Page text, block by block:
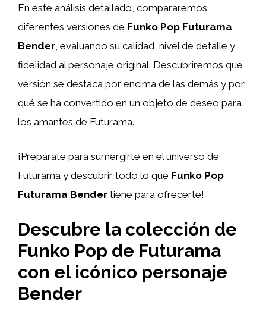
En este análisis detallado, compararemos
diferentes versiones de Funko Pop Futurama
Bender, evaluando su calidad, nivel de detalle y
fidelidad al personaje original. Descubriremos qué
versión se destaca por encima de las demás y por
qué se ha convertido en un objeto de deseo para
los amantes de Futurama.
¡Prepárate para sumergirte en el universo de
Futurama y descubrir todo lo que Funko Pop
Futurama Bender tiene para ofrecerte!
Descubre la colección de
Funko Pop de Futurama
con el icónico personaje
Bender